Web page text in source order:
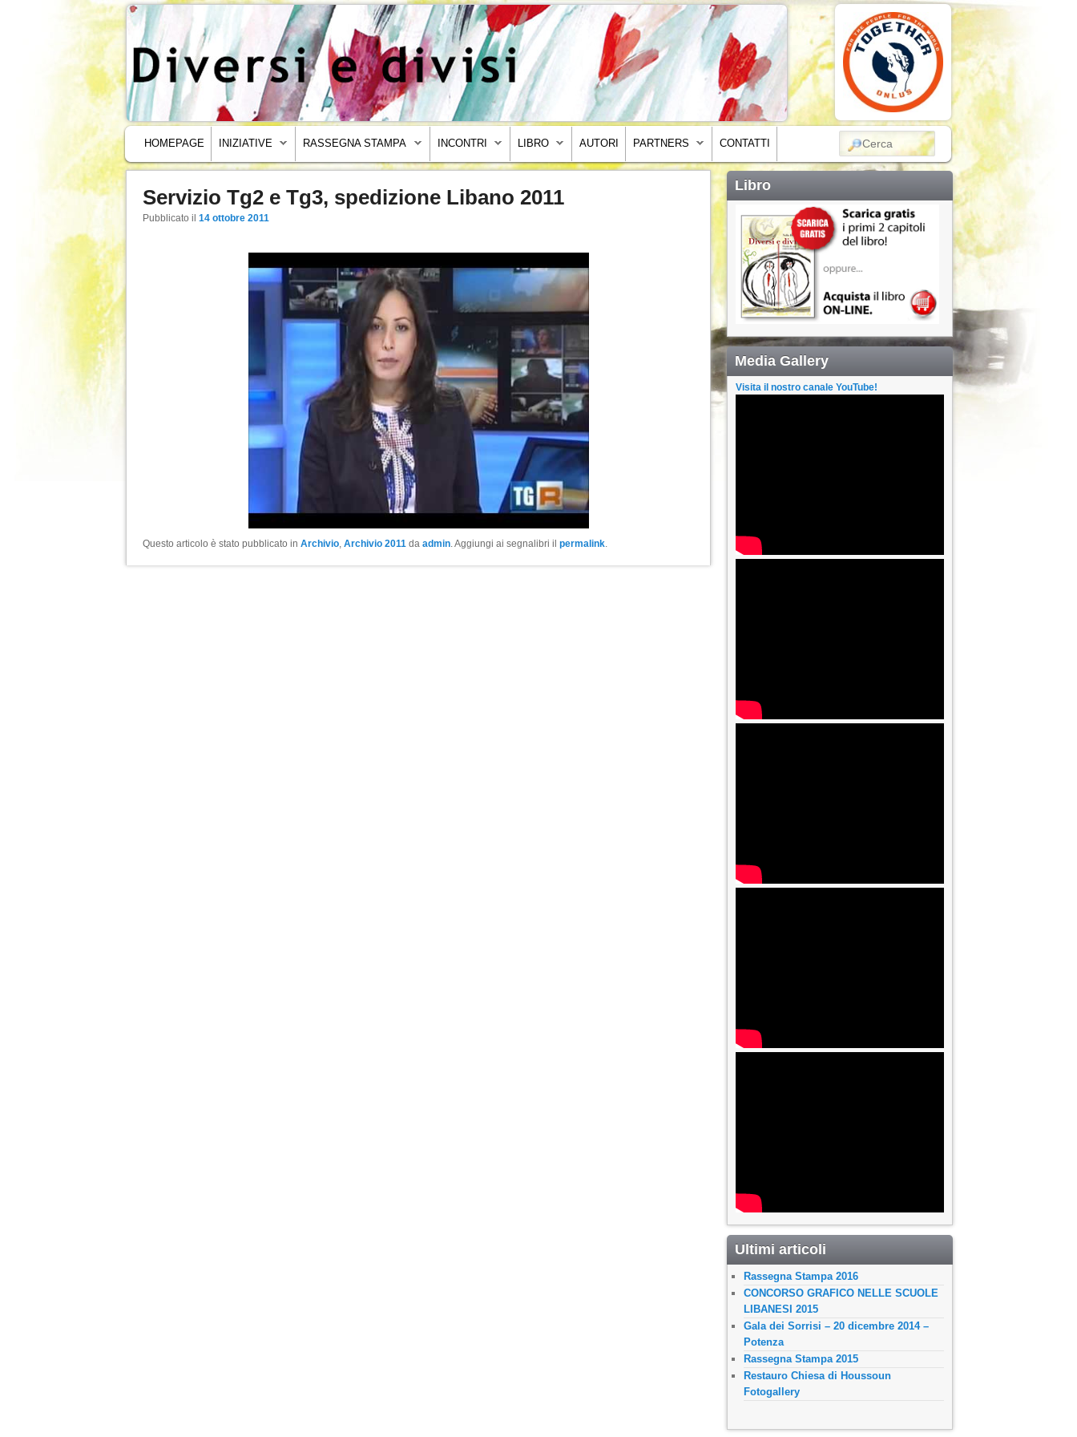
MENU PRINCIPALE
VAI AL CONTENUTO PRINCIPALE
VAI AL CONTENUTO SECONDARIO
HOMEPAGE INIZIATIVE RASSEGNA STAMPA INCONTRI LIBRO AUTORI PARTNERS CONTATTI CERCA
Navigazione articoli
Servizio Tg2 e Tg3, spedizione Libano 2011
Pubblicato il 14 ottobre 2011
Questo articolo è stato pubblicato in Archivio, Archivio 2011 da admin. Aggiungi ai segnalibri il permalink.
Libro
Media Gallery
Visita il nostro canale YouTube!
Ultimi articoli
Rassegna Stampa 2016
CONCORSO GRAFICO NELLE SCUOLE
LIBANESI 2015
Gala dei Sorrisi – 20 dicembre 2014 –
Potenza
Rassegna Stampa 2015
Restauro Chiesa di Houssoun
Fotogallery